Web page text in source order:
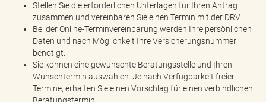
Stellen Sie die erforderlichen Unterlagen für Ihren Antrag
zusammen und vereinbaren Sie einen Termin mit der DRV.
Bei der Online-Terminvereinbarung werden Ihre persönlichen
Daten und nach Möglichkeit Ihre Versicherungsnummer
benötigt.
Sie können eine gewünschte Beratungsstelle und Ihren
Wunschtermin auswählen. Je nach Verfügbarkeit freier
Termine, erhalten Sie einen Vorschlag für einen verbindlichen